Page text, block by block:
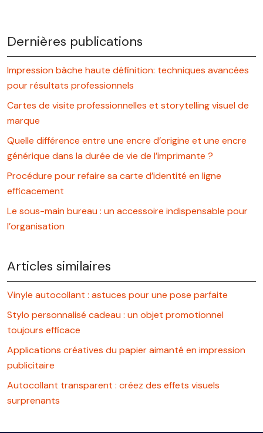
Dernières publications
Impression bâche haute définition: techniques avancées
pour résultats professionnels
Cartes de visite professionnelles et storytelling visuel de
marque
Quelle différence entre une encre d’origine et une encre
générique dans la durée de vie de l’imprimante ?
Procédure pour refaire sa carte d’identité en ligne
efficacement
Le sous-main bureau : un accessoire indispensable pour
l’organisation
Articles similaires
Vinyle autocollant : astuces pour une pose parfaite
Stylo personnalisé cadeau : un objet promotionnel
toujours efficace
Applications créatives du papier aimanté en impression
publicitaire
Autocollant transparent : créez des effets visuels
surprenants